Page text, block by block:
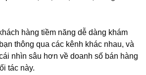
hàng tiềm năng dễ dàng khám
thông qua các kênh khác nhau, và
nhìn sâu hơn về doanh số bán hàng
tác này.